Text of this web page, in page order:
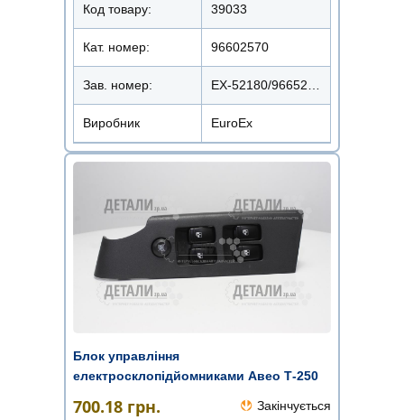
Код товару: 39033
Кат. номер: 96602570
Зав. номер:
Виробник EuroEx
Блок управління
електросклопідйомниками Авео Т-250
700.18 грн. Закінчується